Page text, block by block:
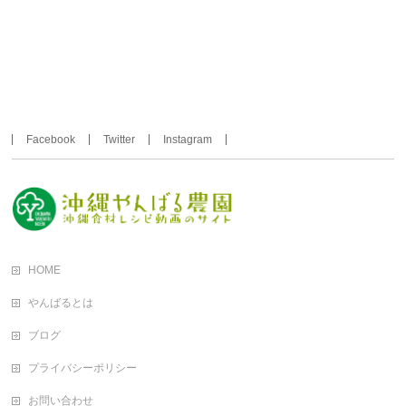
Facebook Twitter Instagram
HOME
やんばるとは
ブログ
プライバシーポリシー
お問い合わせ